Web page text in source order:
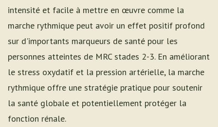
intensité et facile à mettre en œuvre comme la
marche rythmique peut avoir un effet positif profond
sur d'importants marqueurs de santé pour les
personnes atteintes de MRC stades 2-3. En améliorant
le stress oxydatif et la pression artérielle, la marche
rythmique offre une stratégie pratique pour soutenir
la santé globale et potentiellement protéger la
fonction rénale.